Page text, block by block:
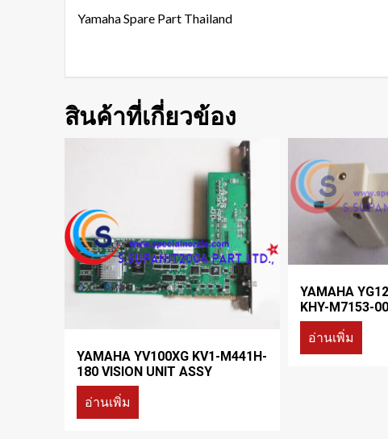
Yamaha Spare Part Thailand
สินค้าที่เกี่ยวข้อง
YAMAHA YV100XG KV1-M441H-
180 VISION UNIT ASSY
อ่านเพิ่ม
YAMAHA
KHY-M7153-
อ่านเพิ่ม